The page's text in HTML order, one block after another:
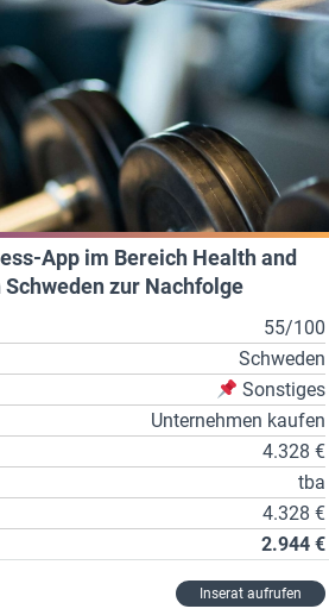
App im Bereich Health and
Schweden zur Nachfolge
55/100
Schweden
Sonstiges
Unternehmen kaufen
4.328 €
tba
4.328 €
2.944 €
Inserat aufrufen